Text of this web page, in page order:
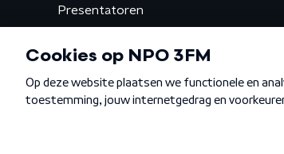
Presentatoren
Gemist
Algemene voorwaarden Privacybeleid